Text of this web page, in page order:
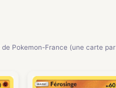
Pokemon-France (une carte par